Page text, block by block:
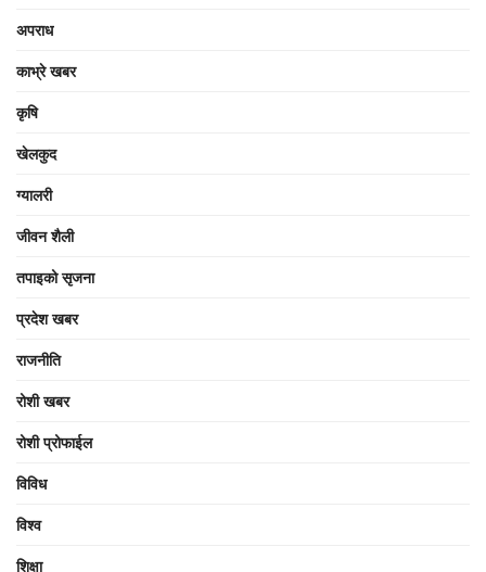
अपराध
काभ्रे खबर
कृषि
खेलकुद
ग्यालरी
जीवन शैली
तपाइको सृजना
प्रदेश खबर
राजनीति
रोशी खबर
रोशी प्रोफाईल
विविध
विश्व
शिक्षा